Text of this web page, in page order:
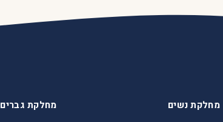
מחלקת נשים מחלקת גברים